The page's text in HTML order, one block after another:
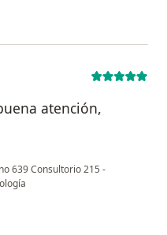
atención,
639 Consultorio 215 -